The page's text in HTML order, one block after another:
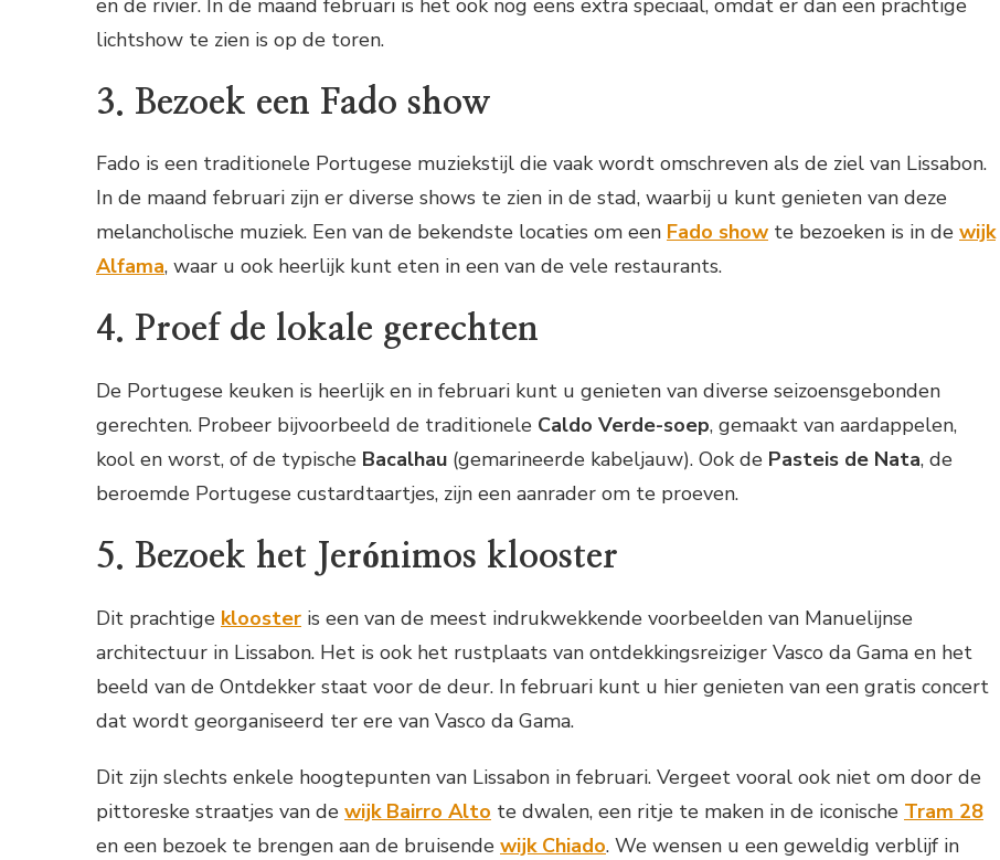
en de rivier. In de maand februari is het ook nog eens extra speciaal, omdat er dan een prachtige
lichtshow te zien is op de toren.
3. Bezoek een Fado show
Fado is een traditionele Portugese muziekstijl die vaak wordt omschreven als de ziel van Lissabon.
In de maand februari zijn er diverse shows te zien in de stad, waarbij u kunt genieten van deze
melancholische muziek. Een van de bekendste locaties om een Fado show te bezoeken is in de wijk
Alfama, waar u ook heerlijk kunt eten in een van de vele restaurants.
4. Proef de lokale gerechten
De Portugese keuken is heerlijk en in februari kunt u genieten van diverse seizoensgebonden
gerechten. Probeer bijvoorbeeld de traditionele Caldo Verde-soep, gemaakt van aardappelen,
kool en worst, of de typische Bacalhau (gemarineerde kabeljauw). Ook de Pasteis de Nata, de
beroemde Portugese custardtaartjes, zijn een aanrader om te proeven.
5. Bezoek het Jerónimos klooster
Dit prachtige klooster is een van de meest indrukwekkende voorbeelden van Manuelijnse
architectuur in Lissabon. Het is ook het rustplaats van ontdekkingsreiziger Vasco da Gama en het
beeld van de Ontdekker staat voor de deur. In februari kunt u hier genieten van een gratis concert
dat wordt georganiseerd ter ere van Vasco da Gama.
Dit zijn slechts enkele hoogtepunten van Lissabon in februari. Vergeet vooral ook niet om door de
pittoreske straatjes van de wijk Bairro Alto te dwalen, een ritje te maken in de iconische Tram 28
en een bezoek te brengen aan de bruisende wijk Chiado. We wensen u een geweldig verblijf in